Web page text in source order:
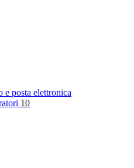
e posta elettronica
10